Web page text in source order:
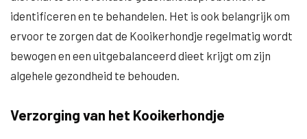
identificeren en te behandelen. Het is ook belangrijk om
ervoor te zorgen dat de Kooikerhondje regelmatig wordt
bewogen en een uitgebalanceerd dieet krijgt om zijn
algehele gezondheid te behouden.
Verzorging van het Kooikerhondje